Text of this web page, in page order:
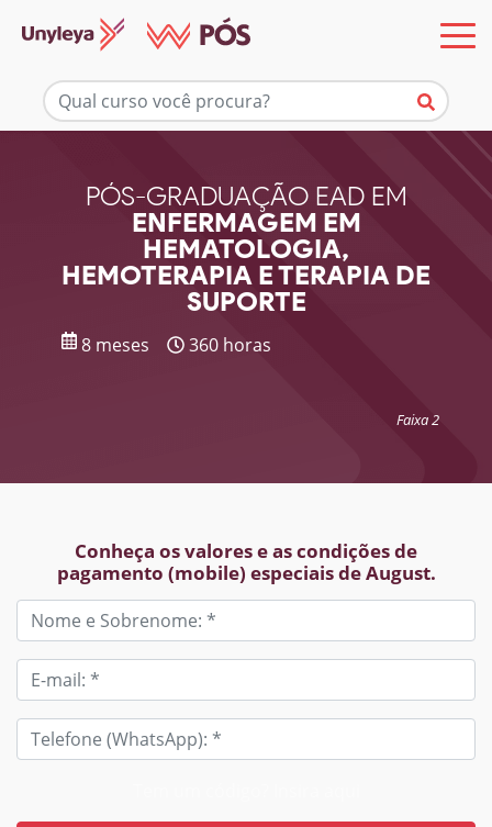
PÓS-GRADUAÇÃO EAD EM
ENFERMAGEM EM
HEMATOLOGIA,
HEMOTERAPIA E TERAPIA DE
SUPORTE
8 meses 360 horas
Faixa 2
Conheça os valores e as condições de
pagamento (mobile) especiais de August.
Mais informações